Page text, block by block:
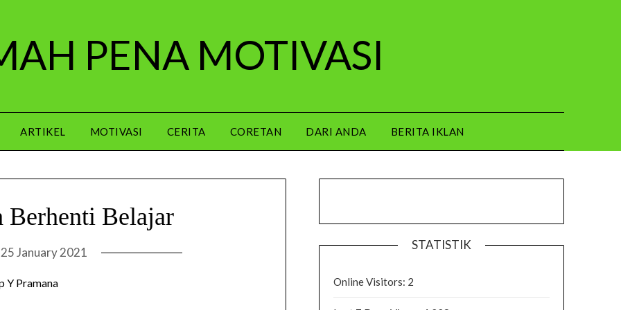
PENA MOTIVASI
ARTIKEL MOTIVASI CERITA CORETAN DARI ANDA BERITA IKLAN
Berhenti Belajar
25 January 2021
Y Pramana
STATISTIK
Online Visitors: 2